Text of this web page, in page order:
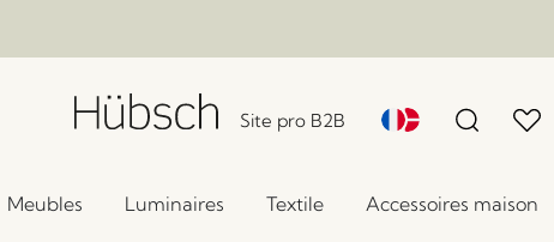
Site pro B2B
Meubles Luminaires Textile Accessoires maison